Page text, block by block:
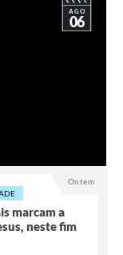
Ontem
AGO
06
marcam a
neste fim